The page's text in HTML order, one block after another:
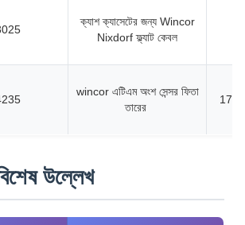
ক্যাশ ক্যাসেটের জন্য Wincor
Nixdorf ফ্ল্যাট কেবল
wincor এটিএম অংশ সেন্সর ফিতা
তারের
উল্লেখ